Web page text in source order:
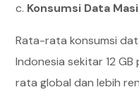
c. Konsumsi Data
Rata-rata konsumsi
Indonesia sekitar 12
rata global dan lebih